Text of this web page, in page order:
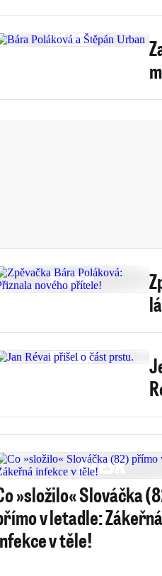
»složilo« Slováčka
v letadle: Zákeřná
v těle!